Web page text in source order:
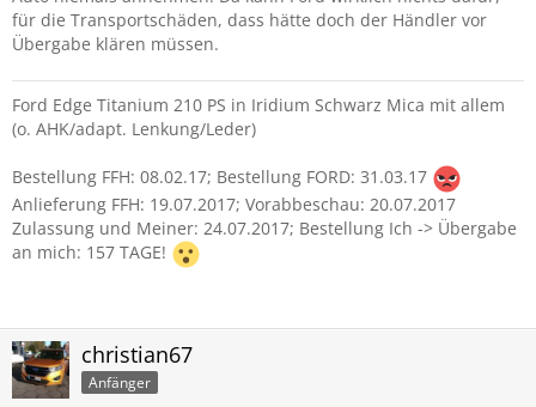
für die Transportschäden, dass hätte doch der Händler vor
Übergabe klären müssen.
Ford Edge Titanium 210 PS in Iridium Schwarz Mica mit allem
(o. AHK/adapt. Lenkung/Leder)
Bestellung FFH: 08.02.17; Bestellung FORD: 31.03.17
Anlieferung FFH: 19.07.2017; Vorabbeschau: 20.07.2017
Zulassung und Meiner: 24.07.2017; Bestellung Ich -> Übergabe
an mich: 157 TAGE!
christian67
Anfänger